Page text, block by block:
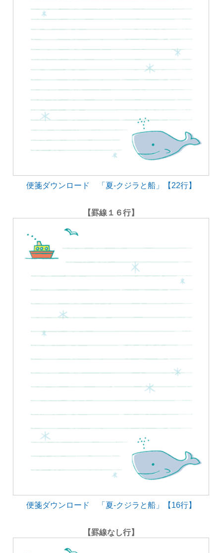
便箋ダウンロード 「夏-クジラと船」【22行】
【罫線１６行】
便箋ダウンロード 「夏-クジラと船」【16行】
【罫線なし行】